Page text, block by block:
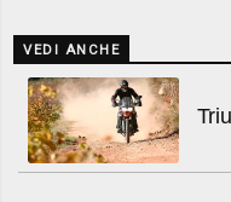
VEDI ANCHE